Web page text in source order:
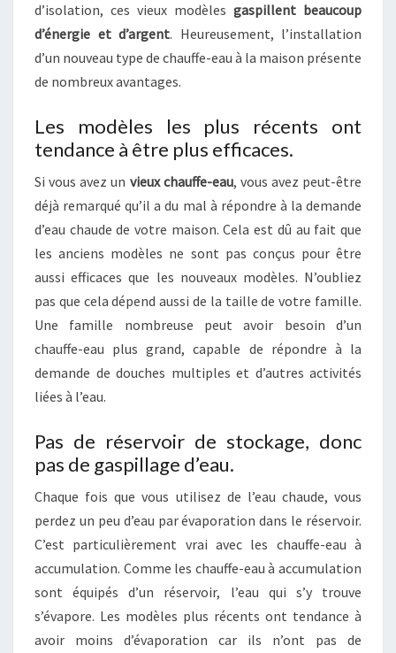
d’isolation, ces vieux modèles gaspillent beaucoup
d’énergie et d’argent. Heureusement, l’installation
d’un nouveau type de chauffe-eau à la maison présente
de nombreux avantages.
Les modèles les plus récents ont
tendance à être plus efficaces.
Si vous avez un vieux chauffe-eau, vous avez peut-être
déjà remarqué qu’il a du mal à répondre à la demande
d’eau chaude de votre maison. Cela est dû au fait que
les anciens modèles ne sont pas conçus pour être
aussi efficaces que les nouveaux modèles. N’oubliez
pas que cela dépend aussi de la taille de votre famille.
Une famille nombreuse peut avoir besoin d’un
chauffe-eau plus grand, capable de répondre à la
demande de douches multiples et d’autres activités
liées à l’eau.
Pas de réservoir de stockage, donc
pas de gaspillage d’eau.
Chaque fois que vous utilisez de l’eau chaude, vous
perdez un peu d’eau par évaporation dans le réservoir.
C’est particulièrement vrai avec les chauffe-eau à
accumulation. Comme les chauffe-eau à accumulation
sont équipés d’un réservoir, l’eau qui s’y trouve
s’évapore. Les modèles plus récents ont tendance à
avoir moins d’évaporation car ils n’ont pas de